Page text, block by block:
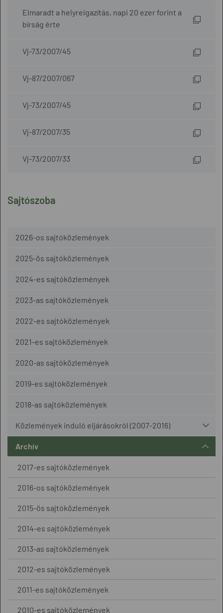
Sajtószoba
2026-os sajtóközlemények
2025-ös sajtóközlemények
2024-es sajtóközlemények
2023-as sajtóközlemények
2022-es sajtóközlemények
2021-es sajtóközlemények
2020-as sajtóközlemények
2019-es sajtóközlemények
2018-as sajtóközlemények
Közlemények induló eljárásokról (2007-2016)
Archív
2017-es sajtóközlemények
2016-os sajtóközlemények
2015-ös sajtóközlemények
2014-es sajtóközlemények
2013-as sajtóközlemények
2012-es sajtóközlemények
2011-es sajtóközlemények
2010-es sajtóközlemények
Elmaradt a helyreigazítás, napi 20 ezer forint a
bírság érte
Vj-73/2007/45
Vj-87/2007/067
Vj-73/2007/45
Vj-87/2007/35
Vj-73/2007/33